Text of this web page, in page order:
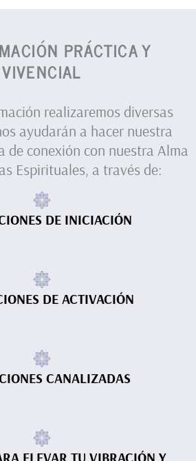
PRÁCTICA Y
VIVENCIAL
realizaremos diversas
ayudarán a hacer nuestra
de conexión con nuestra Alma
Espirituales, a través de:
DE INICIACIÓN
DE ACTIVACIÓN
CANALIZADAS
ELEVAR TU VIBRACIÓN Y